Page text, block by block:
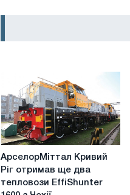
АрселорМіттал
Кривий
отримав
АрселорМіттал Кривий
Ріг отримав ще два
тепловози EffiShunter